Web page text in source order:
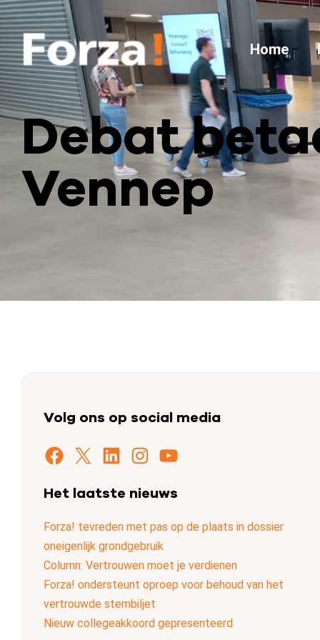
Home
Debat
Vennep
Volg ons op social media
Facebook X LinkedIn Instagram YouTube
Het laatste nieuws
Forza! tevreden met pas op de plaats in dossier
oneigenlijk grondgebruik
Column: Vertrouwen moet je verdienen
Forza! ondersteunt oproep voor behoud van het
vertrouwde stembiljet
Nieuw collegeakkoord gepresenteerd